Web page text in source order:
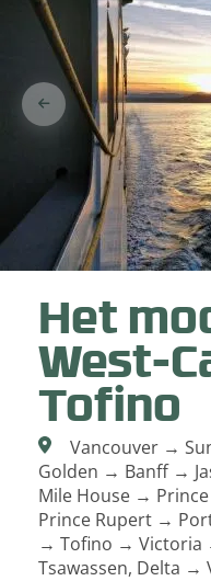
Het
West-
Tofino
Vancouver →
Golden → Banff →
Mile House →
Prince Rupert →
→ Tofino → Victoria
Tsawassen, Delta →